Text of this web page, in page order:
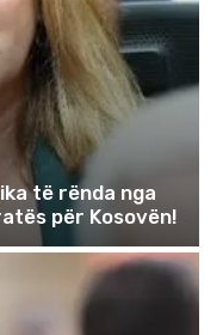
të rënda nga
për Kosovën!